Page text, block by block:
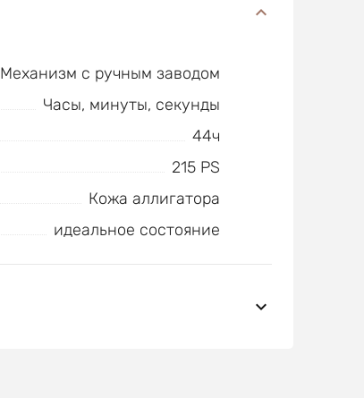
Механизм с ручным заводом
Часы, минуты, секунды
44ч
215 PS
Кожа аллигатора
идеальное состояние